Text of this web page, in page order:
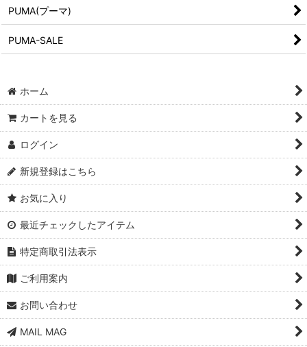
PUMA(プーマ)
PUMA-SALE
ホーム
カートを見る
ログイン
新規登録はこちら
お気に入り
最近チェックしたアイテム
特定商取引法表示
ご利用案内
お問い合わせ
MAIL MAG